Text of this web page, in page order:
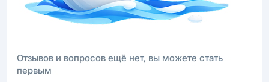
Отзывов и вопросов ещё нет, вы можете стать
первым